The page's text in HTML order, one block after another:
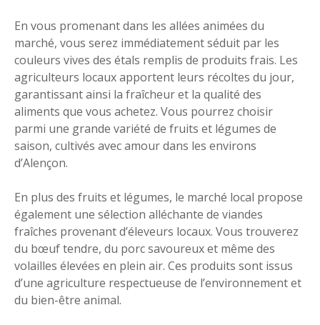
En vous promenant dans les allées animées du
marché, vous serez immédiatement séduit par les
couleurs vives des étals remplis de produits frais. Les
agriculteurs locaux apportent leurs récoltes du jour,
garantissant ainsi la fraîcheur et la qualité des
aliments que vous achetez. Vous pourrez choisir
parmi une grande variété de fruits et légumes de
saison, cultivés avec amour dans les environs
d’Alençon.
En plus des fruits et légumes, le marché local propose
également une sélection alléchante de viandes
fraîches provenant d’éleveurs locaux. Vous trouverez
du bœuf tendre, du porc savoureux et même des
volailles élevées en plein air. Ces produits sont issus
d’une agriculture respectueuse de l’environnement et
du bien-être animal.